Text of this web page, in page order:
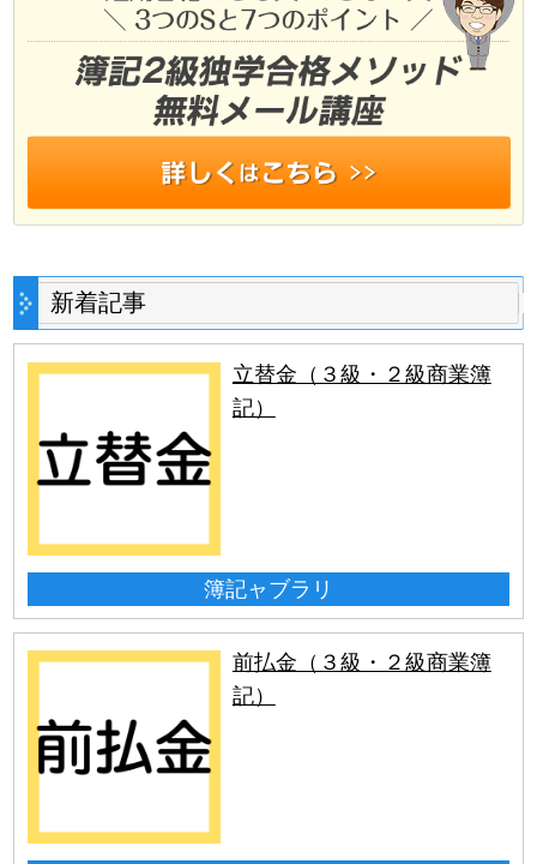
新着記事
立替金（３級・２級商業簿
記）
簿記ャブラリ
前払金（３級・２級商業簿
記）